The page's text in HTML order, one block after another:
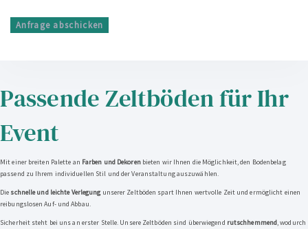
Passende Zeltböden für Ihr
Event
Mit einer breiten Palette an Farben und Dekorenbieten wir Ihnen die Möglichkeit, den Bodenbelag
passend zu Ihrem individuellen Stil und der Veranstaltung auszuwählen.
Die schnelle und leichte Verlegungunserer Zeltböden spart Ihnen wertvolle Zeit und ermöglicht einen
reibungslosen Auf- und Abbau.
Sicherheit steht bei uns an erster Stelle. Unsere Zeltböden sind überwiegend rutschhemmend, wodurch